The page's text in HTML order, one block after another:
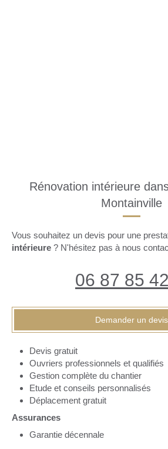
Rénovation intérieure
Montainville
Vous souhaitez un devis pour une
intérieure ? N'hésitez pas à nous
06 87 85
Demander un devis
Devis gratuit
Ouvriers professionnels et qualifiés
Gestion complète du chantier
Etude et conseils personnalisés
Déplacement gratuit
Assurances
Garantie décennale